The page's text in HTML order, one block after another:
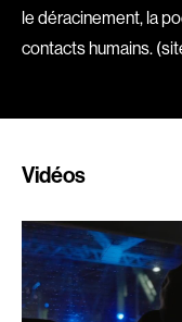
2020
Réalisateur
(Daniel Grou) Podz
Adam Camil
le déracinement, la
contacts humains.
Vidéos